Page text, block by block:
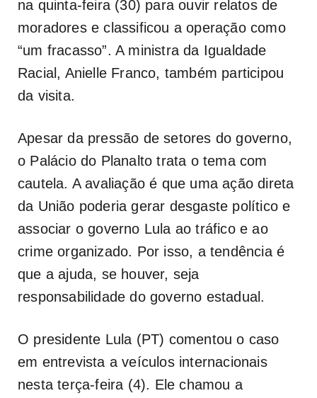
na quinta-feira (30) para ouvir relatos de
moradores e classificou a operação como
“um fracasso”. A ministra da Igualdade
Racial, Anielle Franco, também participou
da visita.
Apesar da pressão de setores do governo,
o Palácio do Planalto trata o tema com
cautela. A avaliação é que uma ação direta
da União poderia gerar desgaste político e
associar o governo Lula ao tráfico e ao
crime organizado. Por isso, a tendência é
que a ajuda, se houver, seja
responsabilidade do governo estadual.
O presidente Lula (PT) comentou o caso
em entrevista a veículos internacionais
nesta terça-feira (4). Ele chamou a